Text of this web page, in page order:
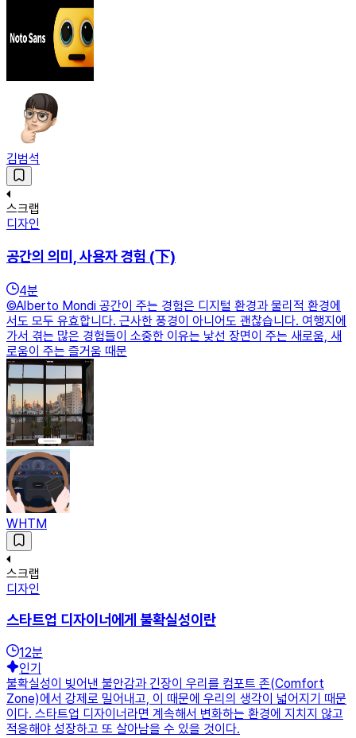
김범석
스크랩
디자인
공간의 의미, 사용자 경험 (下)
4분
©Alberto Mondi 공간이 주는 경험은 디지털 환경과 물리적 환경에
서도 모두 유효합니다. 근사한 풍경이 아니어도 괜찮습니다. 여행지에
가서 겪는 많은 경험들이 소중한 이유는 낯선 장면이 주는 새로움, 새
로움이 주는 즐거움 때문
WHTM
스크랩
디자인
스타트업 디자이너에게 불확실성이란
12분
인기
불확실성이 빚어낸 불안감과 긴장이 우리를 컴포트 존(Comfort
Zone)에서 강제로 밀어내고, 이 때문에 우리의 생각이 넓어지기 때문
이다. 스타트업 디자이너라면 계속해서 변화하는 환경에 지치지 않고
적응해야 성장하고 또 살아남을 수 있을 것이다.